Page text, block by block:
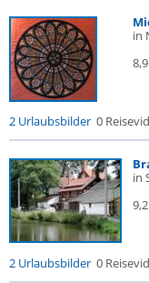
in
2 Urlaubsbilder 0
in
2 Urlaubsbilder 0